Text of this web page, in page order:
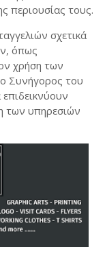
περιουσίας τους.
σχετικά
όπως
χρήση των
Συνήγορος του
των υπηρεσιών